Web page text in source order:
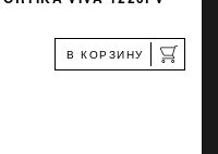
В КОРЗИНУ